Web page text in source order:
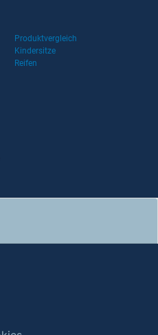
Produktvergleich
Kindersitze
Reifen